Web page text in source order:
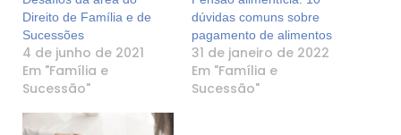
Direito de Família e de
Sucessões
4 de junho de 2021
Em "Família e
Sucessão"
dúvidas comuns sobre
pagamento de alimentos
31 de janeiro de 2022
Em "Família e
Sucessão"